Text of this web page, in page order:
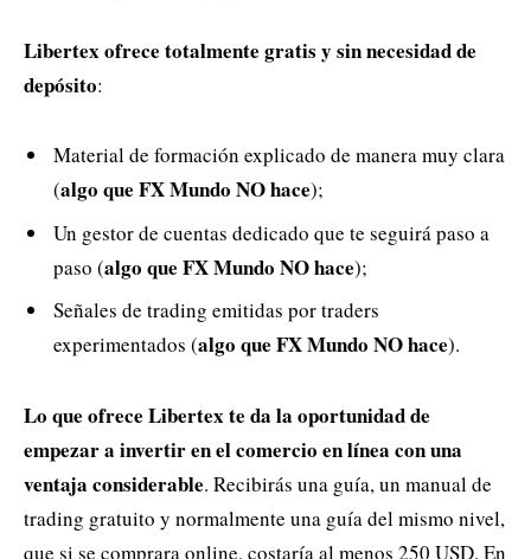
Libertex ofrece totalmente gratis y sin necesidad de
depósito:
Material de formación explicado de manera muy clara
(algo que FX Mundo NO hace);
Un gestor de cuentas dedicado que te seguirá paso a
paso (algo que FX Mundo NO hace);
Señales de trading emitidas por traders
experimentados (algo que FX Mundo NO hace).
Lo que ofrece Libertex te da la oportunidad de
empezar a invertir en el comercio en línea con una
ventaja considerable. Recibirás una guía, un manual de
trading gratuito y normalmente una guía del mismo nivel,
que si se comprara online, costaría al menos 250 USD. En